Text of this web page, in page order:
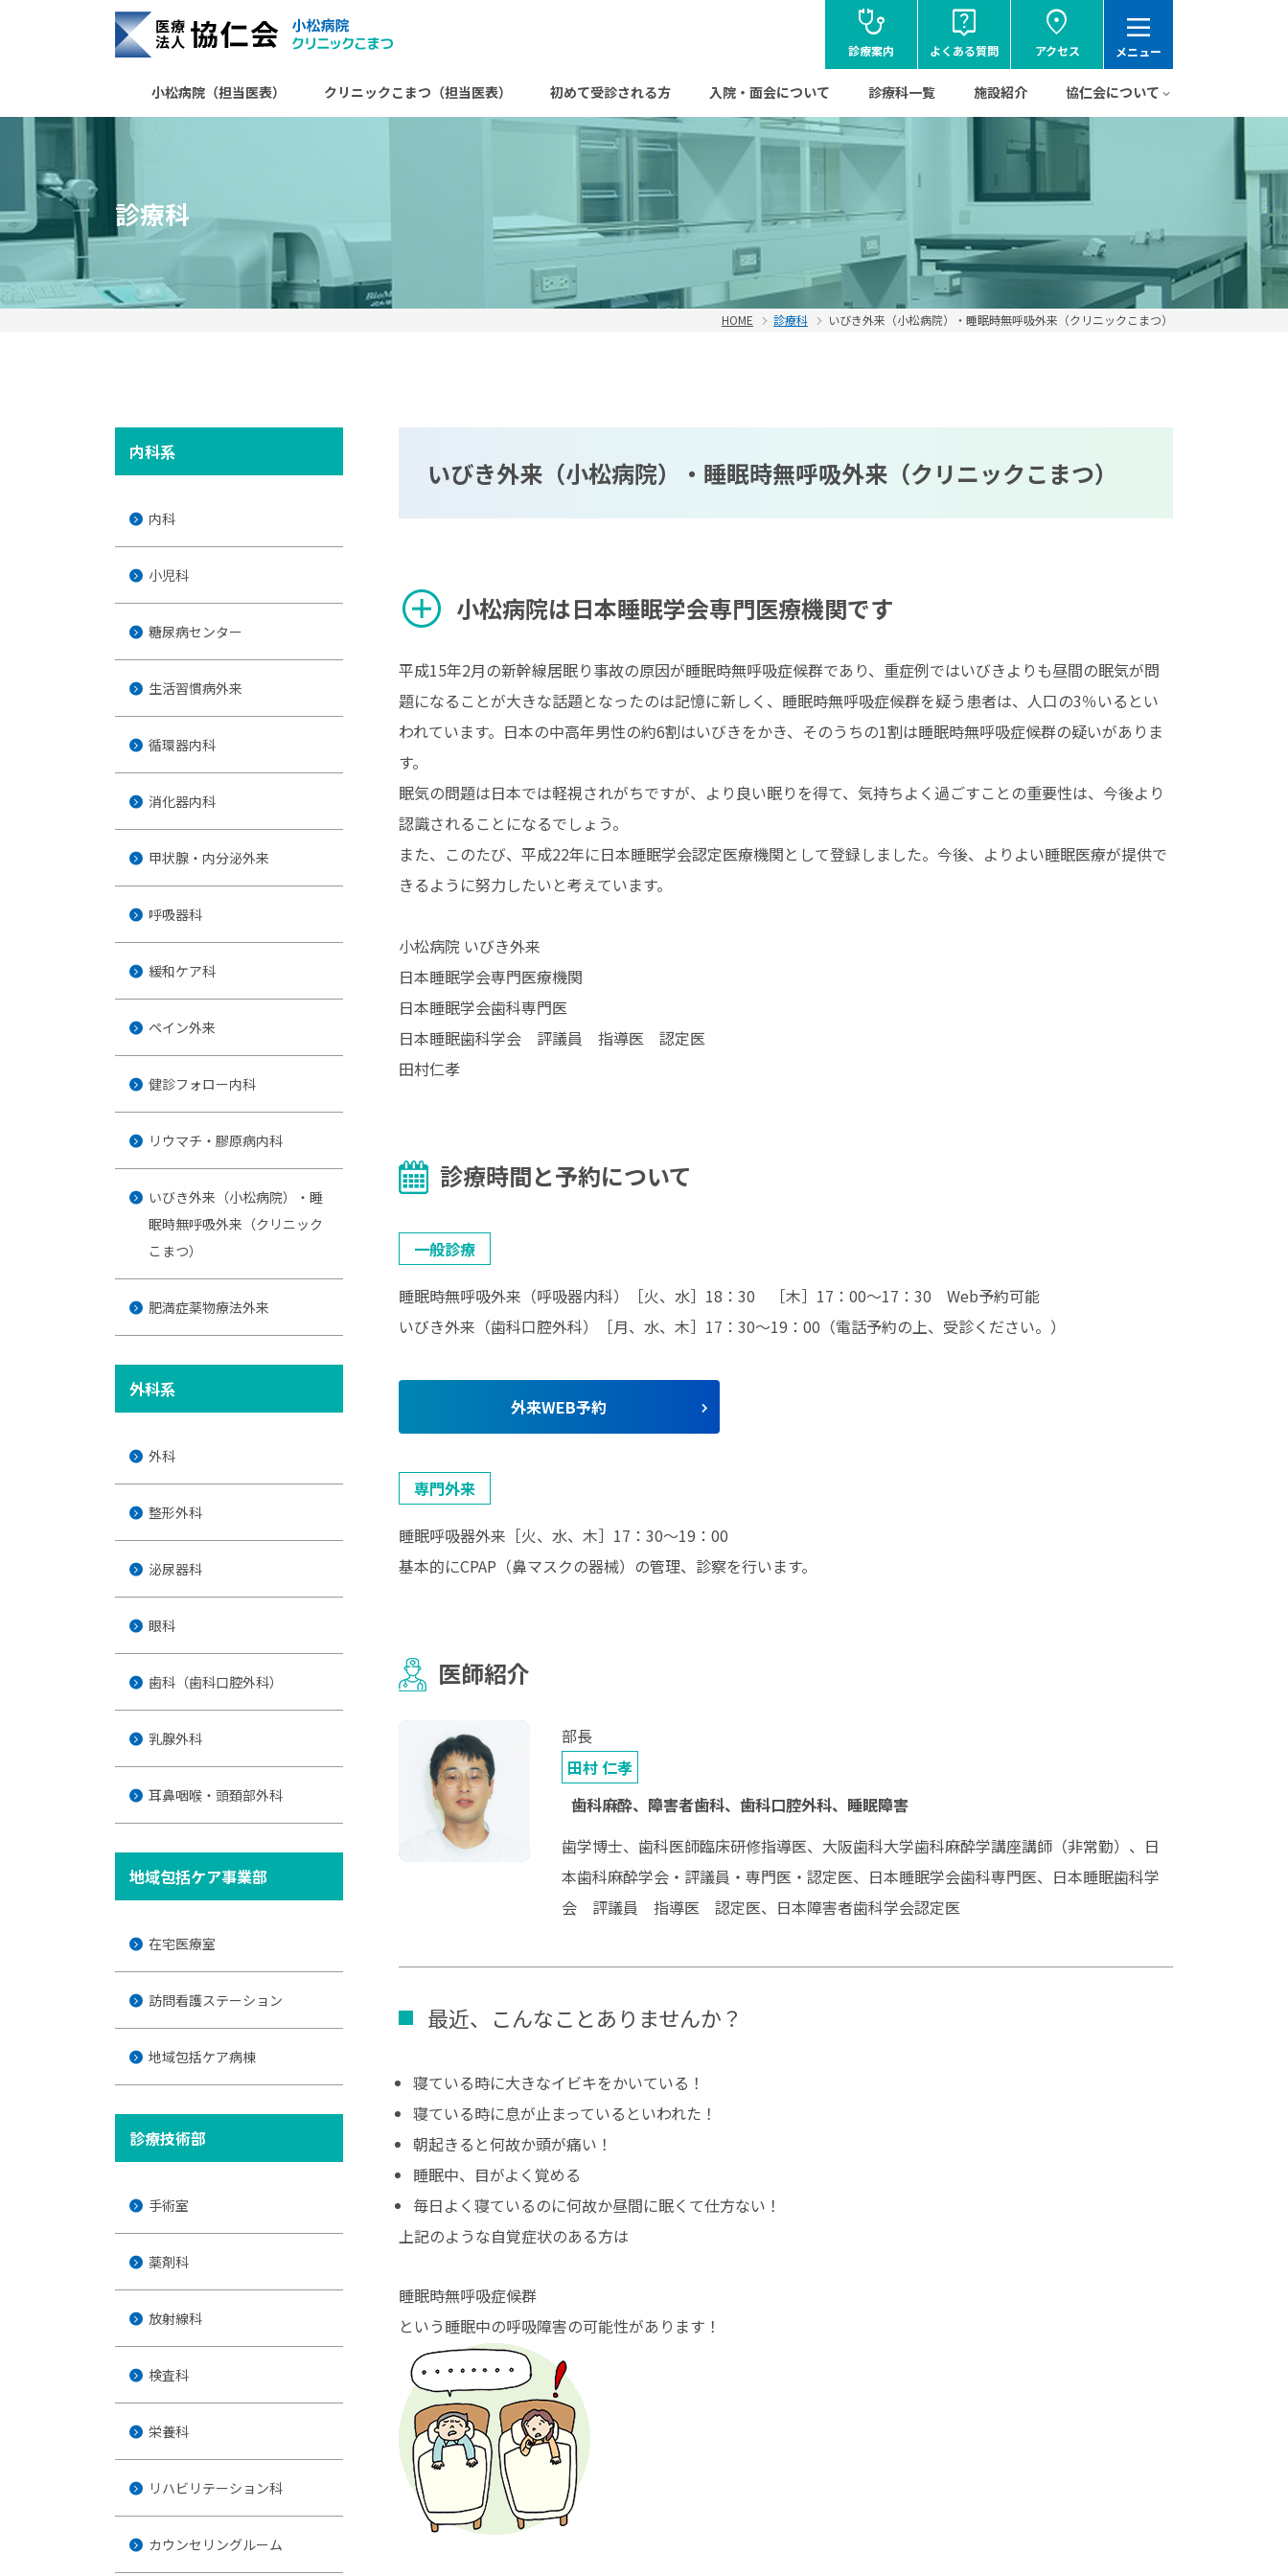
stethoscope
診療案内
live_help
よくある質問
location_on
アクセス
dehaze
メニュー
小松病院（担当医表） クリニックこまつ（担当医表） 初めて受診される方 入院・面会について 診療科一覧 施設紹介 協仁会について
診療科
HOME 診療科 いびき外来（小松病院）・睡眠時無呼吸外来（クリニックこまつ）
内科系
内科
小児科
糖尿病センター
生活習慣病外来
循環器内科
消化器内科
甲状腺・内分泌外来
呼吸器科
緩和ケア科
ペイン外来
健診フォロー内科
リウマチ・膠原病内科
いびき外来（小松病院）・睡
眠時無呼吸外来（クリニック
こまつ）
肥満症薬物療法外来
外科系
外科
整形外科
泌尿器科
眼科
歯科（歯科口腔外科）
乳腺外科
耳鼻咽喉・頭頚部外科
地域包括ケア事業部
在宅医療室
訪問看護ステーション
地域包括ケア病棟
診療技術部
手術室
薬剤科
放射線科
検査科
栄養科
リハビリテーション科
カウンセリングルーム
いびき外来（小松病院）・睡眠時無呼吸外来（クリニックこまつ）
add_circle 小松病院は日本睡眠学会専門医療機関です
平成15年2月の新幹線居眠り事故の原因が睡眠時無呼吸症候群であり、重症例ではいびきよりも昼間の眠気が問
題になることが大きな話題となったのは記憶に新しく、睡眠時無呼吸症候群を疑う患者は、人口の3％いるとい
われています。日本の中高年男性の約6割はいびきをかき、そのうちの1割は睡眠時無呼吸症候群の疑いがありま
す。
眠気の問題は日本では軽視されがちですが、より良い眠りを得て、気持ちよく過ごすことの重要性は、今後より
認識されることになるでしょう。
また、このたび、平成22年に日本睡眠学会認定医療機関として登録しました。今後、よりよい睡眠医療が提供で
きるように努力したいと考えています。
小松病院 いびき外来
日本睡眠学会専門医療機関
日本睡眠学会歯科専門医
日本睡眠歯科学会 評議員 指導医 認定医
田村仁孝
診療時間と予約について
⼀般診療
睡眠時無呼吸外来（呼吸器内科）［火、水］18：30 ［木］17：00～17：30 Web予約可能
いびき外来（歯科口腔外科）［月、水、木］17：30～19：00（電話予約の上、受診ください。）
外来WEB予約
専⾨外来
睡眠呼吸器外来［火、水、木］17：30～19：00
基本的にCPAP（鼻マスクの器械）の管理、診察を行います。
医師紹介
部長
田村 仁孝
歯科麻酔、障害者歯科、歯科口腔外科、睡眠障害
歯学博士、歯科医師臨床研修指導医、大阪歯科大学歯科麻酔学講座講師（非常勤）、日
本歯科麻酔学会・評議員・専門医・認定医、日本睡眠学会歯科専門医、日本睡眠歯科学
会 評議員 指導医 認定医、日本障害者歯科学会認定医
最近、こんなことありませんか？
寝ている時に大きなイビキをかいている！
寝ている時に息が止まっているといわれた！
朝起きると何故か頭が痛い！
睡眠中、目がよく覚める
毎日よく寝ているのに何故か昼間に眠くて仕方ない！
上記のような自覚症状のある方は
睡眠時無呼吸症候群
という睡眠中の呼吸障害の可能性があります！